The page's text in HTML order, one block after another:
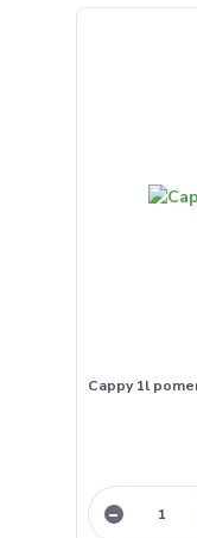
Cappy 1l